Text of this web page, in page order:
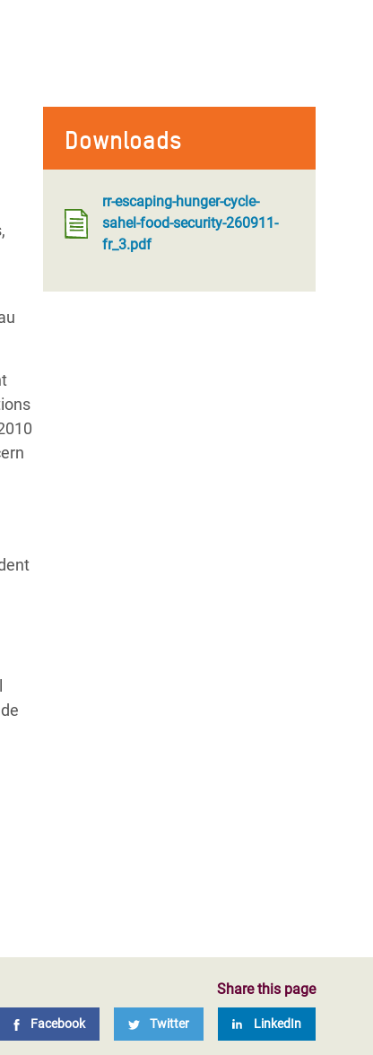
Downloads
rr-escaping-hunger-cycle-
sahel-food-security-260911-
fr_3.pdf
Share this page
Facebook Twitter LinkedIn